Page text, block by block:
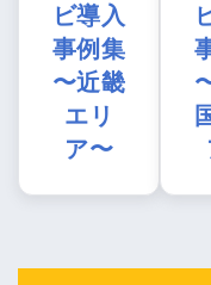
ビ導入
事例集
〜近畿
エリ
ア〜